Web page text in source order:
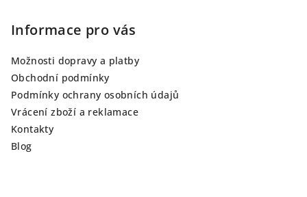
Informace pro vás
Možnosti dopravy a platby
Obchodní podmínky
Podmínky ochrany osobních údajů
Vrácení zboží a reklamace
Kontakty
Blog